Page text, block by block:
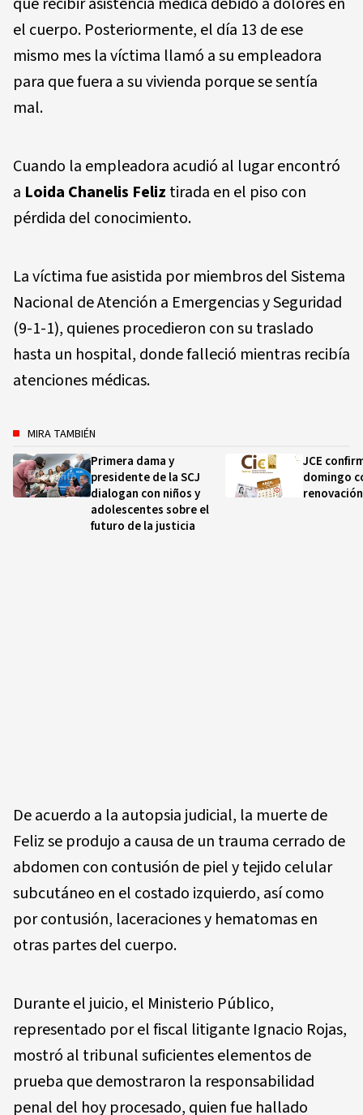
el cuerpo. Posteriormente, el día 13 de ese
mismo mes la víctima llamó a su empleadora
para que fuera a su vivienda porque se sentía
mal.
Cuando la empleadora acudió al lugar encontró
a Loida Chanelis Feliz tirada en el piso con
pérdida del conocimiento.
La víctima fue asistida por miembros del Sistema
Nacional de Atención a Emergencias y Seguridad
(9-1-1), quienes procedieron con su traslado
hasta un hospital, donde falleció mientras recibía
atenciones médicas.
MIRA TAMBIÉN
Primera dama y
presidente de la SCJ
dialogan con niños y
adolescentes sobre el
futuro de la justicia
JCE
domingo
De acuerdo a la autopsia judicial, la muerte de
Feliz se produjo a causa de un trauma cerrado de
abdomen con contusión de piel y tejido celular
subcutáneo en el costado izquierdo, así como
por contusión, laceraciones y hematomas en
otras partes del cuerpo.
Durante el juicio, el Ministerio Público,
representado por el fiscal litigante Ignacio Rojas,
mostró al tribunal suficientes elementos de
prueba que demostraron la responsabilidad
penal del hoy procesado, quien fue hallado